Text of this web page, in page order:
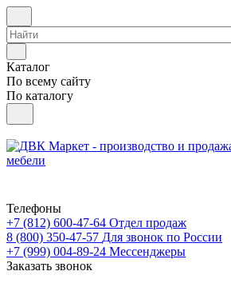
Каталог
По всему сайту
По каталогу
Телефоны
+7 (812) 600-47-64 Отдел продаж
8 (800) 350-47-57 Для звонок по России
+7 (999) 004-89-24 Мессенджеры
Заказать звонок